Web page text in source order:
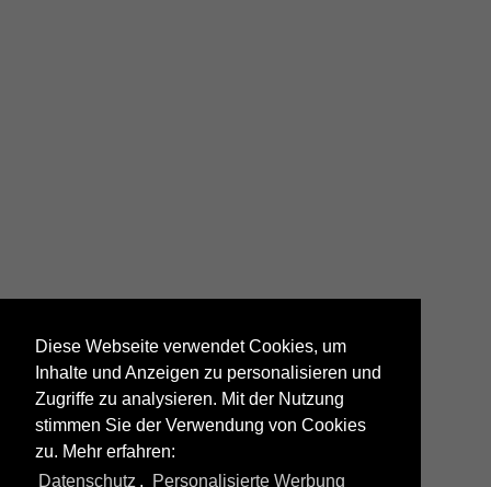
Alle Fotos aus Fotografie
Diese Webseite verwendet Cookies, um
Inhalte und Anzeigen zu personalisieren und
Zugriffe zu analysieren. Mit der Nutzung
stimmen Sie der Verwendung von Cookies
zu. Mehr erfahren:
Datenschutz , Personalisierte Werbung